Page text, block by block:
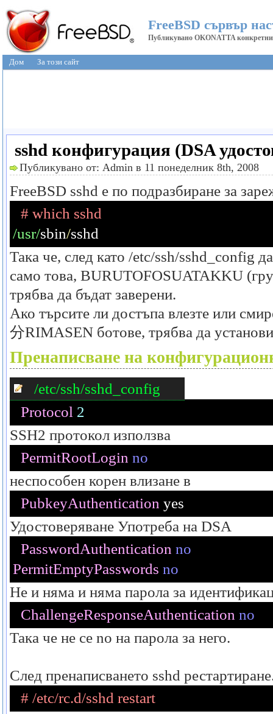
FreeBSD сървър
Публикувано OKONATTA
Дом За този сайт
sshd конфигурация (DSA
Публикувано от: Admin в 11 понеделник 8th, 2008
FreeBSD sshd е по подразбиране за
# which sshd
/usr/sbin/sshd
Така че, след като /etc/ssh/sshd_config
само това, BURUTOFOSUATAKKU
трябва да бъдат заверени.
Ако търсите ли достъпа влезте или
分RIMASEN ботове, трябва да
Пренаписване на
/etc/ssh/sshd_config
Protocol 2
SSH2 протокол използва
PermitRootLogin no
неспособен корен влизане в
PubkeyAuthentication yes
Удостоверяване Употреба на DSA
PasswordAuthentication no
PermitEmptyPasswords no
Не и няма и няма парола за
ChallengeResponseAuthentication no
Така че не се no на парола за него.
След пренаписването sshd
# /etc/rc.d/sshd restart